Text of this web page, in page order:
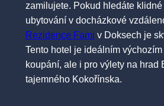
zamilujete. Pokud hledáte
ubytování v docházkové
Rezidence Fami v Doksech je
Tento hotel je ideálním
koupání, ale i pro výlety na hrad
tajemného Kokořínska.